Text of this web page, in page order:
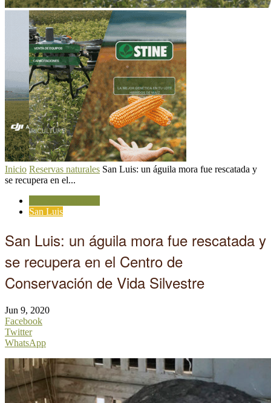
Inicio Reservas naturales San Luis: un águila mora fue rescatada y
se recupera en el...
San Luis
San Luis: un águila mora fue rescatada y
se recupera en el Centro de
Conservación de Vida Silvestre
Jun 9, 2020
Facebook
Twitter
WhatsApp